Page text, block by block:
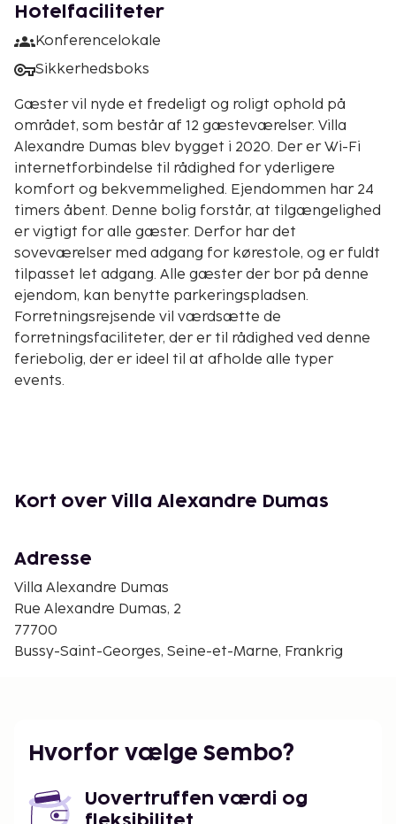
Hotelfaciliteter
Konferencelokale
Sikkerhedsboks
Gæster vil nyde et fredeligt og roligt ophold på
området, som består af 12 gæsteværelser. Villa
Alexandre Dumas blev bygget i 2020. Der er Wi-Fi
internetforbindelse til rådighed for yderligere
komfort og bekvemmelighed. Ejendommen har 24
timers åbent. Denne bolig forstår, at tilgængelighed
er vigtigt for alle gæster. Derfor har det
soveværelser med adgang for kørestole, og er fuldt
tilpasset let adgang. Alle gæster der bor på denne
ejendom, kan benytte parkeringspladsen.
Forretningsrejsende vil værdsætte de
forretningsfaciliteter, der er til rådighed ved denne
feriebolig, der er ideel til at afholde alle typer
events.
Kort over Villa Alexandre Dumas
Adresse
Villa Alexandre Dumas
Rue Alexandre Dumas, 2
77700
Bussy-Saint-Georges, Seine-et-Marne, Frankrig
Hvorfor vælge Sembo?
Uovertruffen værdi og